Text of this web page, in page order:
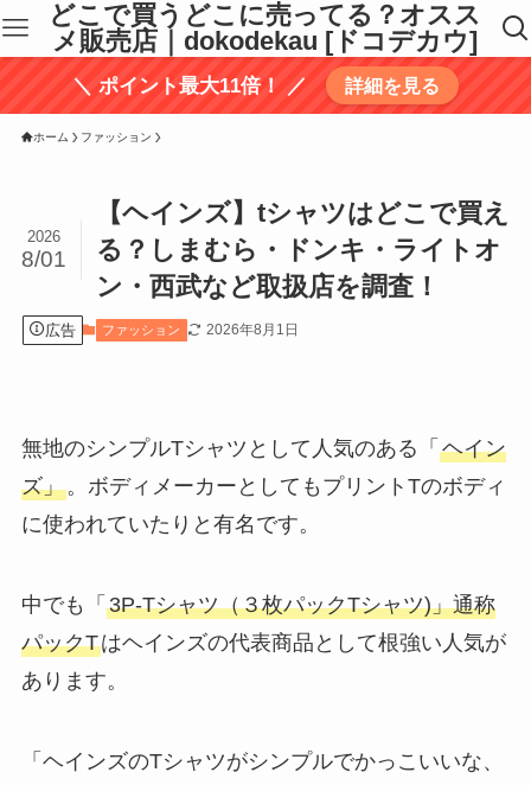
どこで買うどこに売ってる？オスス
メ販売店｜dokodekau [ドコデカウ]
＼ ポイント最大11倍！ ／ 詳細を見る
ホーム ファッション
【ヘインズ】tシャツはどこで買え
る？しまむら・ドンキ・ライトオ
ン・西武など取扱店を調査！
2026
8/01
広告 ファッション 2026年8月1日
無地のシンプルTシャツとして人気のある「 ヘイン
ズ」。ボディメーカーとしてもプリントTのボディ
に使われていたりと有名です。
中でも「 3P-Tシャツ（３枚パックTシャツ)」通称
パックTはヘインズの代表商品として根強い人気が
あります。
「ヘインズのTシャツがシンプルでかっこいいな、